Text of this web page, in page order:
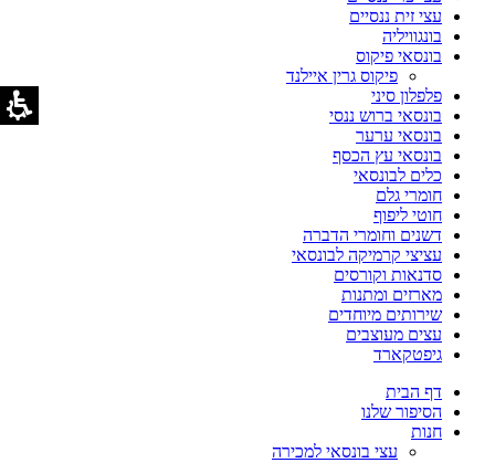
עצי זית ננסיים
בונגוויליה
בונסאי פיקוס
פיקוס גרין איילנד
פלפלון סיני
בונסאי ברוש ננסי
בונסאי ערער
בונסאי עץ הכסף
כלים לבונסאי
חומרי גלם
חוטי ליפוף
דשנים וחומרי הדברה
עציצי קרמיקה לבונסאי
סדנאות וקורסים
מארזים ומתנות
שירותים מיוחדים
עצים מעוצבים
גיפטקארד
דף הבית
הסיפור שלנו
חנות
עצי בונסאי למכירה